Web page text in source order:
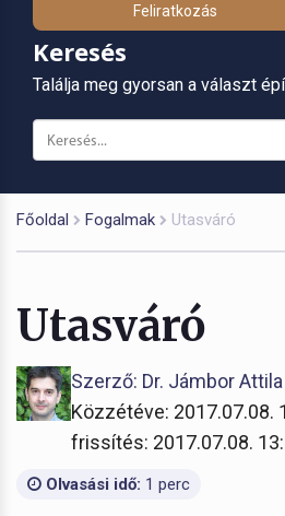
Feliratkozás
Keresés
Találja meg gyorsan a választ
Főoldal Fogalmak Utasváró
Utasváró
Szerző: Dr. Jámbor Attila
Közzétéve: 2017.07.08.
frissítés: 2017.07.08.
Olvasási idő: 1 perc